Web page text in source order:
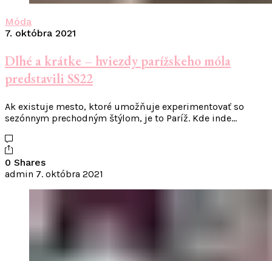
Móda
7. októbra 2021
Dlhé a krátke – hviezdy parížskeho móla
predstavili SS22
Ak existuje mesto, ktoré umožňuje experimentovať so
sezónnym prechodným štýlom, je to Paríž. Kde inde…
0 Shares
admin 7. októbra 2021